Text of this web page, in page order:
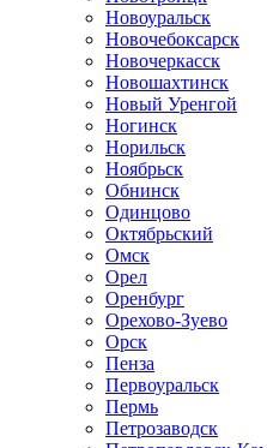
Новоуральск
Новочебоксарск
Новочеркасск
Новошахтинск
Новый Уренгой
Ногинск
Норильск
Ноябрьск
Обнинск
Одинцово
Октябрьский
Омск
Орел
Оренбург
Орехово-Зуево
Орск
Пенза
Первоуральск
Пермь
Петрозаводск